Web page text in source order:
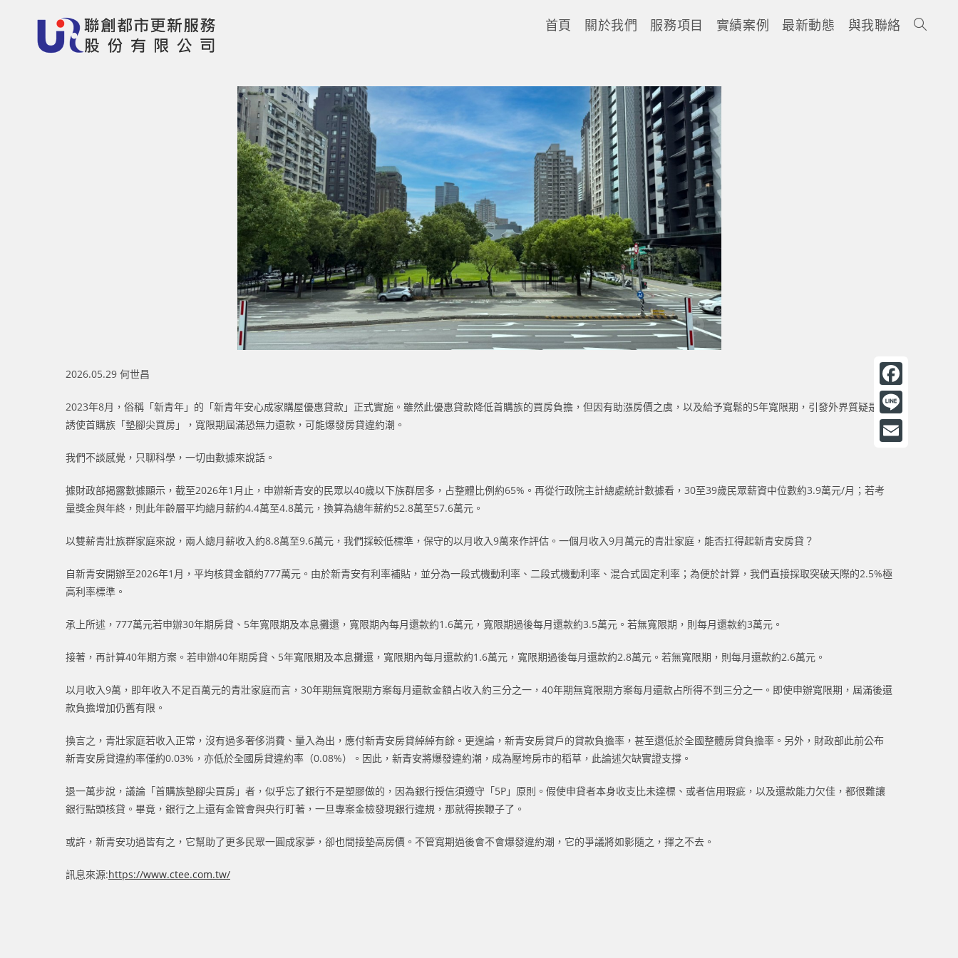
首頁 關於我們 服務項目 實績案例 最新動態 與我聯絡
2026.05.29 何世昌
2023年8月，俗稱「新青年」的「新青年安心成家購屋優惠貸款」正式實施。雖然此優惠貸款降低首購族的買房負擔，但因有助漲房價之虞，以及給予寬鬆的5年寬限期，引發外界質疑是否
誘使首購族「墊腳尖買房」，寬限期屆滿恐無力還款，可能爆發房貸違約潮。
我們不談感覺，只聊科學，一切由數據來說話。
據財政部揭露數據顯示，截至2026年1月止，申辦新青安的民眾以40歲以下族群居多，占整體比例約65%。再從行政院主計總處統計數據看，30至39歲民眾薪資中位數約3.9萬元/月；若考
量獎金與年終，則此年齡層平均總月薪約4.4萬至4.8萬元，換算為總年薪約52.8萬至57.6萬元。
以雙薪青壯族群家庭來說，兩人總月薪收入約8.8萬至9.6萬元，我們採較低標準，保守的以月收入9萬來作評估。一個月收入9月萬元的青壯家庭，能否扛得起新青安房貸？
自新青安開辦至2026年1月，平均核貸金額約777萬元。由於新青安有利率補貼，並分為一段式機動利率、二段式機動利率、混合式固定利率；為便於計算，我們直接採取突破天際的2.5%極
高利率標準。
承上所述，777萬元若申辦30年期房貸、5年寬限期及本息攤還，寬限期內每月還款約1.6萬元，寬限期過後每月還款約3.5萬元。若無寬限期，則每月還款約3萬元。
接著，再計算40年期方案。若申辦40年期房貸、5年寬限期及本息攤還，寬限期內每月還款約1.6萬元，寬限期過後每月還款約2.8萬元。若無寬限期，則每月還款約2.6萬元。
以月收入9萬，即年收入不足百萬元的青壯家庭而言，30年期無寬限期方案每月還款金額占收入約三分之一，40年期無寬限期方案每月還款占所得不到三分之一。即使申辦寬限期，屆滿後還
款負擔增加仍舊有限。
換言之，青壯家庭若收入正常，沒有過多奢侈消費、量入為出，應付新青安房貸綽綽有餘。更遑論，新青安房貸戶的貸款負擔率，甚至還低於全國整體房貸負擔率。另外，財政部此前公布
新青安房貸違約率僅約0.03%，亦低於全國房貸違約率（0.08%）。因此，新青安將爆發違約潮，成為壓垮房市的稻草，此論述欠缺實證支撐。
退一萬步說，議論「首購族墊腳尖買房」者，似乎忘了銀行不是塑膠做的，因為銀行授信須遵守「5P」原則。假使申貸者本身收支比未達標、或者信用瑕疵，以及還款能力欠佳，都很難讓
銀行點頭核貸。畢竟，銀行之上還有金管會與央行盯著，一旦專案金檢發現銀行違規，那就得挨鞭子了。
或許，新青安功過皆有之，它幫助了更多民眾一圓成家夢，卻也間接墊高房價。不管寬期過後會不會爆發違約潮，它的爭議將如影隨之，揮之不去。
訊息來源:https://www.ctee.com.tw/
F
a
c
b
L
e
a